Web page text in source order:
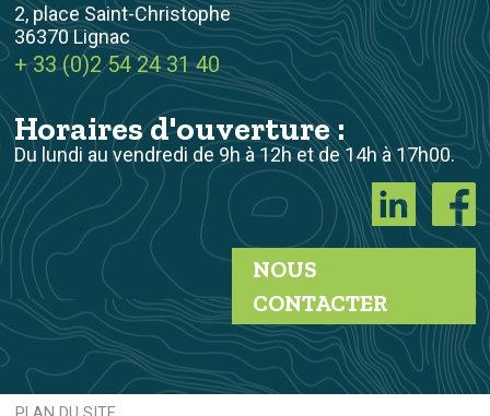
2, place Saint-Christophe
36370 Lignac
+ 33 (0)2 54 24 31 40
Horaires d'ouverture :
Du lundi au vendredi de 9h à 12h et de 14h à 17h00.
NOUS
CONTACTER